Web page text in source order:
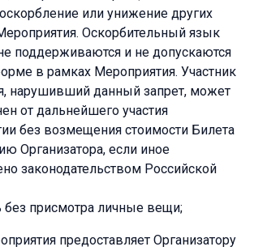
или унижение других
Оскорбительный язык
поддерживаются и не допускаются
в рамках Мероприятия. Участник
нарушивший данный запрет, может
от дальнейшего участия
без возмещения стоимости Билета
Организатора, если иное
законодательством Российской
без присмотра личные вещи;
предоставляет Организатору